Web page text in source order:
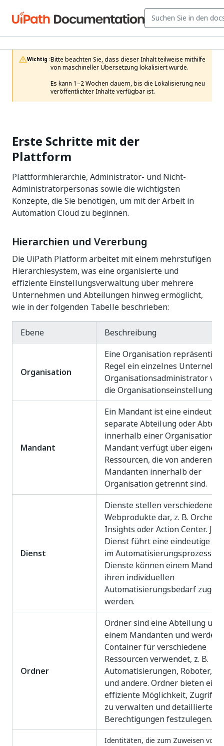
Wichtig :Bitte beachten Sie, dass dieser Inhalt teilweise mithilfe
von maschineller Übersetzung lokalisiert wurde.
Es kann 1–2 Wochen dauern, bis die Lokalisierung neu
veröffentlichter Inhalte verfügbar ist.
Erste Schritte mit der
Plattform
Plattformhierarchie, Administrator- und Nicht-
Administratorpersonas sowie die wichtigsten
Konzepte, die Sie benötigen, um mit der Arbeit in
Automation Cloud zu beginnen.
Hierarchien und Vererbung
Die UiPath Platform arbeitet mit einem mehrstufigen
Hierarchiesystem, was eine organisierte und
effiziente Einstellungsverwaltung über mehrere
Unternehmen und Abteilungen hinweg ermöglicht,
wie in der folgenden Tabelle beschrieben:
Ebene Beschreibung
Organisation
Eine Organisation
Regel ein einzelnes
Organisationsadministrator
die Organisationseinstellungen.
Mandant
Ein Mandant ist eine
separate Abteilung oder
innerhalb einer Organisation.
Mandant verfügt über eigene
Ressourcen, die von anderen
Mandanten innerhalb der
Organisation getrennt sind.
Dienst
Dienste stellen verschiedene
Webprodukte dar, z. B.
Insights oder Action Center.
Dienst führt eine eindeutige
im Automatisierungsprozess
Dienste können einem
ihren individuellen
Automatisierungsbedarf
werden.
Ordner
Ordner sind eine Abteilung
einem Mandanten und werden
Container für verschiedene
Ressourcen verwendet, z. B.
Automatisierungen, Roboter,
und andere. Ordner bieten eine
effiziente Möglichkeit,
zu verwalten und detaillierte
Berechtigungen festzulegen.
Identitäten, die zum Zuweisen von